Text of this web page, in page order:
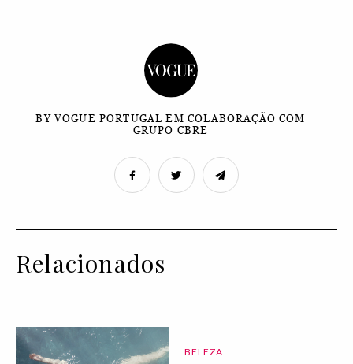
BY VOGUE PORTUGAL EM COLABORAÇÃO COM
GRUPO CBRE
Relacionados
BELEZA